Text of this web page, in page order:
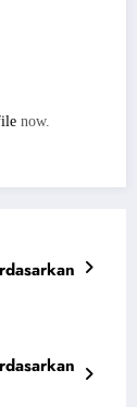
now.